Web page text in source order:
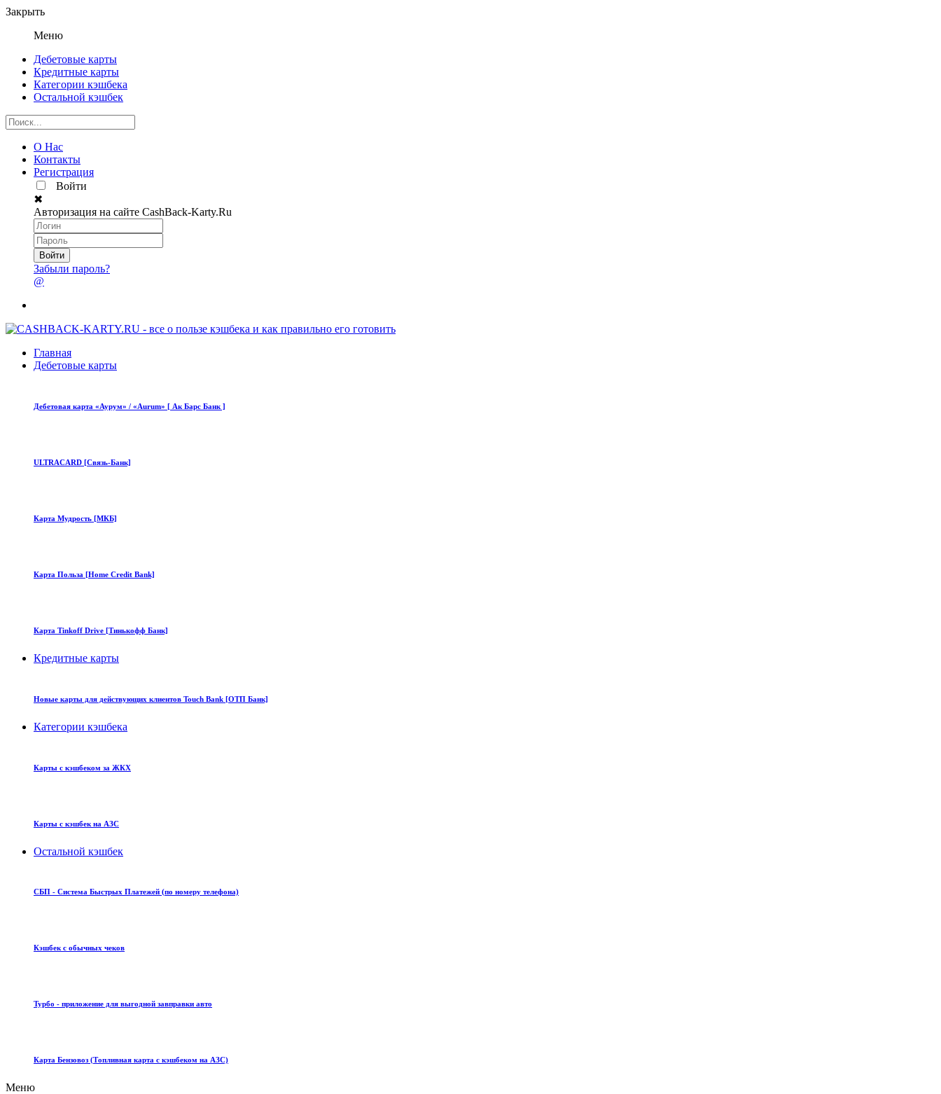
Закрыть
Меню
Дебетовые карты
Кредитные карты
Категории кэшбека
Остальной кэшбек
О Нас
Контакты
Регистрация
Войти
✖
Авторизация на сайте CashBack-Karty.Ru
Забыли пароль?
@
Главная
Дебетовые карты
Дебетовая карта «Аурум» / «Aurum» [ Ак Барс Банк ]
ULTRACARD [Связь-Банк]
Карта Мудрость [МКБ]
Карта Польза [Home Credit Bank]
Карта Tinkoff Drive [Тинькофф Банк]
Кредитные карты
Новые карты для действующих клиентов Touch Bank [ОТП Банк]
Категории кэшбека
Карты с кэшбеком за ЖКХ
Карты с кэшбек на АЗС
Остальной кэшбек
СБП - Система Быстрых Платежей (по номеру телефона)
Кэшбек с обычных чеков
Турбо - приложение для выгодной завправки авто
Карта Бензовоз (Топливная карта с кэшбеком на АЗС)
Меню